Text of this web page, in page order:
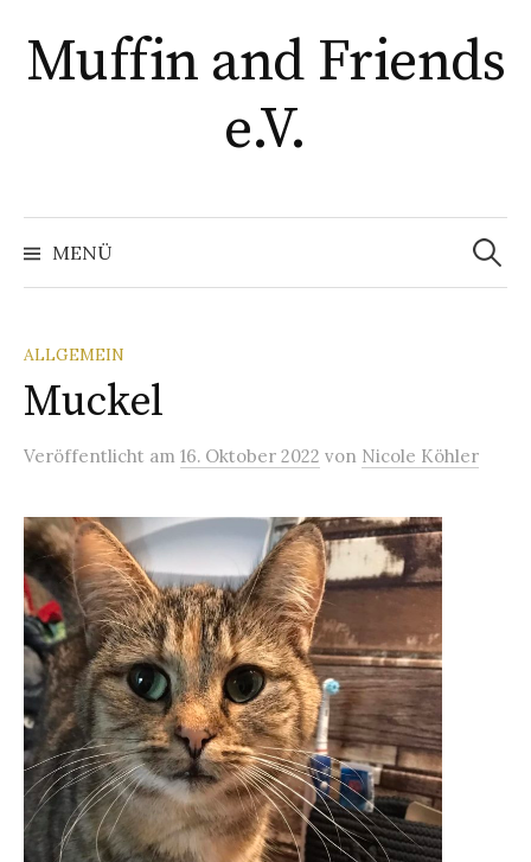
zum
Inhalt
Muffin and Friends
e.V.
MENÜ
Suchen
nach:
ALLGEMEIN
Muckel
Veröffentlicht am 16. Oktober 2022 von Nicole Köhler